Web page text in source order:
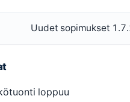
Uudet sopimukset
loppuu